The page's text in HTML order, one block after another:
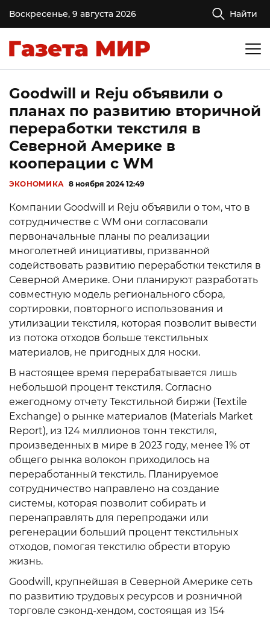
Воскресенье, 9 августа 2026 Найти
Goodwill и Reju объявили о
планах по развитию вторичной
переработки текстиля в
Северной Америке в
кооперации с WM
ЭКОНОМИКА 8 ноября 2024 12:49
Компании Goodwill и Reju объявили о том, что в
сотрудничестве с WM они согласовали
первоначальные планы по реализации
многолетней инициативы, призванной
содействовать развитию переработки текстиля в
Северной Америке. Они планируют разработать
совместную модель регионального сбора,
сортировки, повторного использования и
утилизации текстиля, которая позволит вывести
из потока отходов больше текстильных
материалов, не пригодных для носки.
В настоящее время перерабатывается лишь
небольшой процент текстиля. Согласно
ежегодному отчету Текстильной биржи (Textile
Exchange) о рынке материалов (Materials Market
Report), из 124 миллионов тонн текстиля,
произведенных в мире в 2023 году, менее 1% от
общего рынка волокон приходилось на
переработанный текстиль. Планируемое
сотрудничество направлено на создание
системы, которая позволит собирать и
перенаправлять для перепродажи или
регенерации больший процент текстильных
отходов, помогая текстилю обрести вторую
жизнь.
Goodwill, крупнейшая в Северной Америке сеть
по развитию трудовых ресурсов и розничной
торговле сэконд-хендом, состоящая из 154